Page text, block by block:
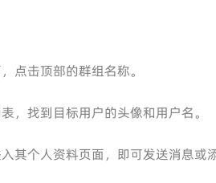
点击顶部的群组名称。
，找到目标用户的头像和用户名。
其个人资料页面，即可发送消息或